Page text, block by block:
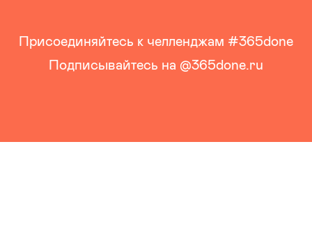
Присоединяйтесь к челленджам #365done
Подписывайтесь на @365done.ru